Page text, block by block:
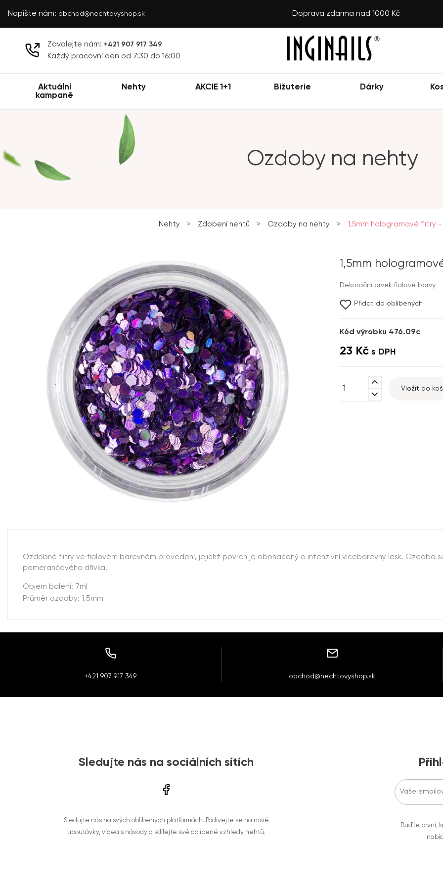
Napište nám: obchod@nechtovyshop.sk Doprava zdarma nad 1000 Kč
Zavolejte nám: +421 907 917 349
Každý pracovní den od 7:30 do 16:00
Aktuální
kampaně
Nehty AKCIE 1+1 Bižuterie Dárky
Ozdoby na nehty
Nehty > Zdobení nehtů > Ozdoby na nehty > 1,5mm hologramové flitry
1,5mm
Dekorační prvek fialové barvy
Přidat do oblíbených
Kód výrobku 476.09c
23 Kč s DPH
expand_less
expand_more
Vložit do
Ozdobné flitry ve fialovém barevném provedení, jejichž povrch je obohacený o intenzivní vícebarevný lesk. Ozdoba
pomerančového dřívka.
Objem balení: 7ml
Průměr ozdoby: 1,5mm
+421 907 917 349 obchod@nechtovyshop.sk
Sledujte nás na sociálních sítích
Sledujte nás na svých oblíbených platformách. Podívejte se na nové
upoutávky, videa s návody a sdílejte své oblíbené vzhledy nehtů.
Buďte první,